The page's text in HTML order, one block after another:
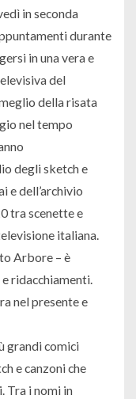
in seconda
durante
in una vera e
del
della risata
nel tempo
degli sketch e
e dell’archivio
tra scenette e
italiana.
Arbore – è
ridacchiamenti.
nel presente e
grandi comici
e canzoni che
Tra i nomi in